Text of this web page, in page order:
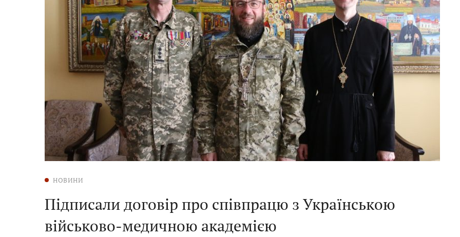
НОВИНИ
Підписали договір про співпрацю з Українською
військово-медичною академією